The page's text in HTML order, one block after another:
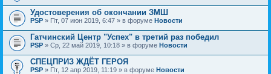
Удостоверения об окончании ЗМШ
PSP » Пт, 07 июн 2019, 6:47 » в форуме Новости
Гатчинский Центр "Успех" в третий раз победил
PSP » Ср, 22 май 2019, 10:18 » в форуме Новости
СПЕЦПРИЗ ЖДЁТ ГЕРОЯ
PSP » Пт, 12 апр 2019, 11:19 » в форуме Новости